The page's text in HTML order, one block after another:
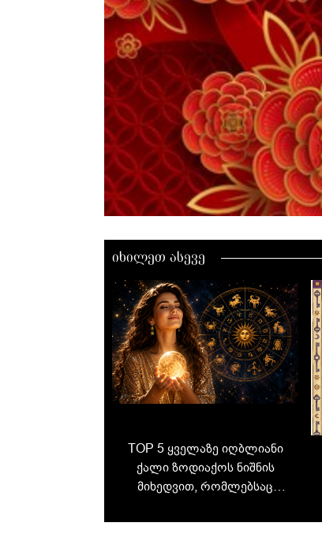
იხილეთ ასევე
TOP 5 ყველაზე იღბლიანი
ქალი ზოდიაქოს ნიშნის
მიხედვით, რომლებსაც
სიახლეები ელით